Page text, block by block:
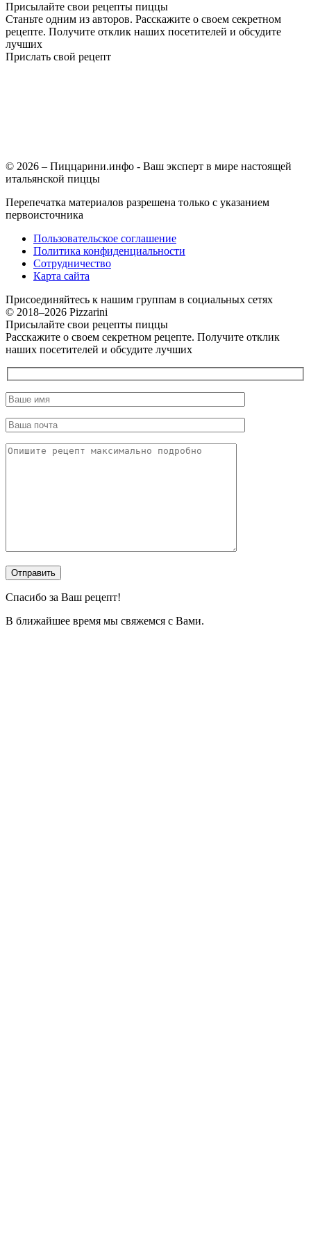
Присылайте свои рецепты пиццы
Станьте одним из авторов. Расскажите о своем секретном
рецепте. Получите отклик наших посетителей и обсудите
лучших
Прислать свой рецепт
© 2026 – Пиццарини.инфо - Ваш эксперт в мире настоящей
итальянской пиццы
Перепечатка материалов разрешена только с указанием
первоисточника
Пользовательское соглашение
Политика конфиденциальности
Сотрудничество
Карта сайта
Присоединяйтесь к нашим группам в социальных сетях
© 2018–2026 Pizzarini
Присылайте свои рецепты пиццы
Расскажите о своем секретном рецепте. Получите отклик
наших посетителей и обсудите лучших
Спасибо за Ваш рецепт!
В ближайшее время мы свяжемся с Вами.